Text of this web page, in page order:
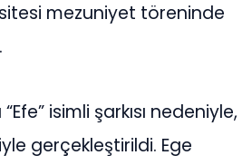
mezuniyet töreninde
isimli şarkısı nedeniyle,
gerçekleştirildi. Ege